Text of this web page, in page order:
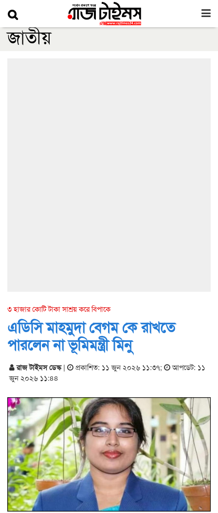
জাতীয়
৩ হাজার কোটি টাকা সাশ্রয় করে বিপাকে
এডিসি মাহমুদা বেগম কে রাখতে
পারলেন না ভূমিমন্ত্রী মিনু
রাজ টাইমস ডেস্ক| প্রকাশিত: ১১ জুন ২০২৬ ১১:৩৭;
আপডেট: ১১
জুন ২০২৬ ১১:৪৪